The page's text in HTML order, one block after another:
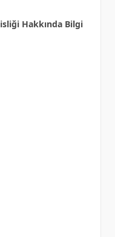
Hakkında Bilgi